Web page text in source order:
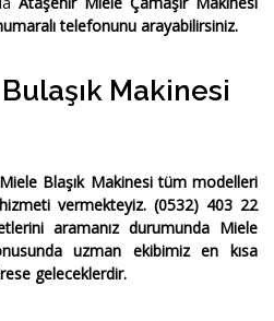
telefonunu arayabilirsiniz.
Makinesi
Miele Blaşık Makinesitüm modelleri
vermekteyiz. (0532) 403 22
aramanız durumunda Miele
uzman ekibimiz en kısa
geleceklerdir.